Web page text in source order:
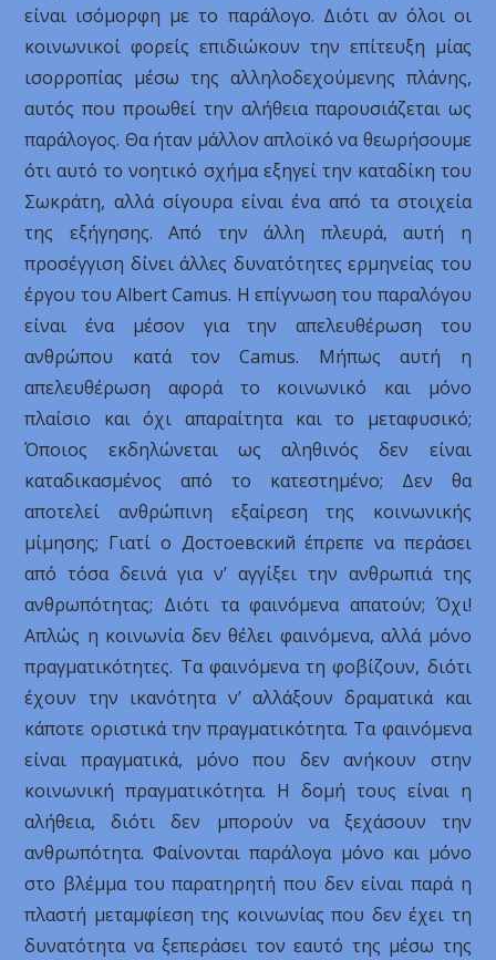
είναι ισόμορφη με το παράλογο. Διότι αν όλοι οι
κοινωνικοί φορείς επιδιώκουν την επίτευξη μίας
ισορροπίας μέσω της αλληλοδεχούμενης πλάνης,
αυτός που προωθεί την αλήθεια παρουσιάζεται ως
παράλογος. Θα ήταν μάλλον απλοϊκό να θεωρήσουμε
ότι αυτό το νοητικό σχήμα εξηγεί την καταδίκη του
Σωκράτη, αλλά σίγουρα είναι ένα από τα στοιχεία
της εξήγησης. Από την άλλη πλευρά, αυτή η
προσέγγιση δίνει άλλες δυνατότητες ερμηνείας του
έργου του Albert Camus. Η επίγνωση του παραλόγου
είναι ένα μέσον για την απελευθέρωση του
ανθρώπου κατά τον Camus. Μήπως αυτή η
απελευθέρωση αφορά το κοινωνικό και μόνο
πλαίσιο και όχι απαραίτητα και το μεταφυσικό;
Όποιος εκδηλώνεται ως αληθινός δεν είναι
καταδικασμένος από το κατεστημένο; Δεν θα
αποτελεί ανθρώπινη εξαίρεση της κοινωνικής
μίμησης; Γιατί ο Достоевский έπρεπε να περάσει
από τόσα δεινά για ν’ αγγίξει την ανθρωπιά της
ανθρωπότητας; Διότι τα φαινόμενα απατούν; Όχι!
Απλώς η κοινωνία δεν θέλει φαινόμενα, αλλά μόνο
πραγματικότητες. Τα φαινόμενα τη φοβίζουν, διότι
έχουν την ικανότητα ν’ αλλάξουν δραματικά και
κάποτε οριστικά την πραγματικότητα. Τα φαινόμενα
είναι πραγματικά, μόνο που δεν ανήκουν στην
κοινωνική πραγματικότητα. Η δομή τους είναι η
αλήθεια, διότι δεν μπορούν να ξεχάσουν την
ανθρωπότητα. Φαίνονται παράλογα μόνο και μόνο
στο βλέμμα του παρατηρητή που δεν είναι παρά η
πλαστή μεταμφίεση της κοινωνίας που δεν έχει τη
δυνατότητα να ξεπεράσει τον εαυτό της μέσω της